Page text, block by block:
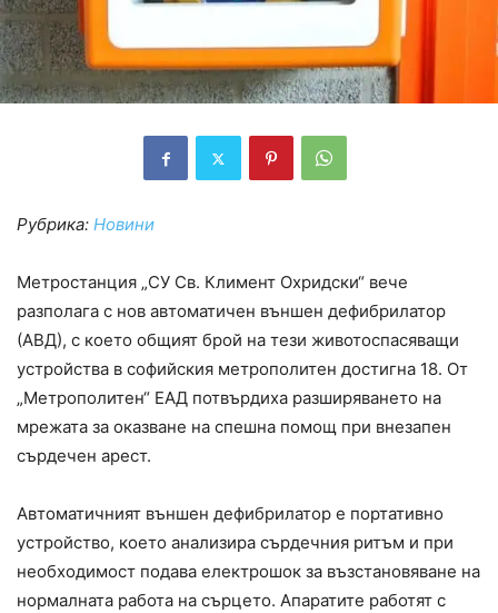
Рубрика: Новини
Метростанция „СУ Св. Климент Охридски“ вече
разполага с нов автоматичен външен дефибрилатор
(АВД), с което общият брой на тези животоспасяващи
устройства в софийския метрополитен достигна 18. От
„Метрополитен“ ЕАД потвърдиха разширяването на
мрежата за оказване на спешна помощ при внезапен
сърдечен арест.
Автоматичният външен дефибрилатор е портативно
устройство, което анализира сърдечния ритъм и при
необходимост подава електрошок за възстановяване на
нормалната работа на сърцето. Апаратите работят с